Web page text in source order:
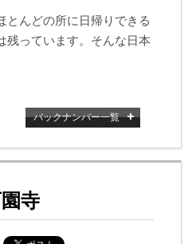
とんどの所に日帰りできる
残っています。そんな日本
バックナンバー一覧
寺